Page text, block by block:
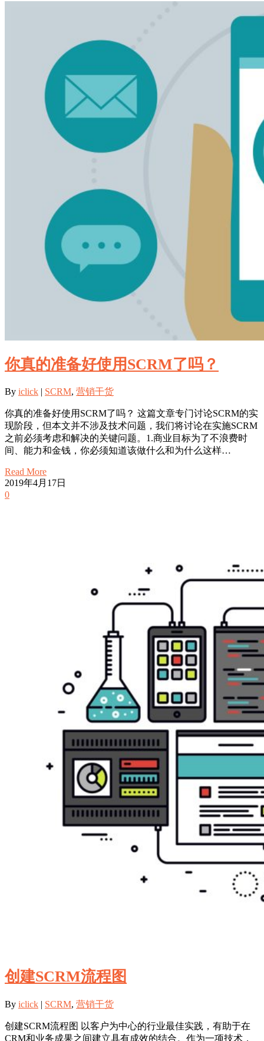
你真的准备好使用SCRM了吗？
By iclick | SCRM, 营销干货
你真的准备好使用SCRM了吗？ 这篇文章专门讨论SCRM的实
现阶段，但本文并不涉及技术问题，我们将讨论在实施SCRM
之前必须考虑和解决的关键问题。1.商业目标为了不浪费时
间、能力和金钱，你必须知道该做什么和为什么这样…
Read More
2019年4月17日
0
创建SCRM流程图
By iclick | SCRM, 营销干货
创建SCRM流程图 以客户为中心的行业最佳实践，有助于在
CRM和业务成果之间建立具有成效的结合。作为一项技术，